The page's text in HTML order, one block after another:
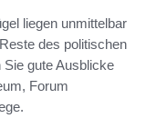
liegen unmittelbar
des politischen
gute Ausblicke
Forum